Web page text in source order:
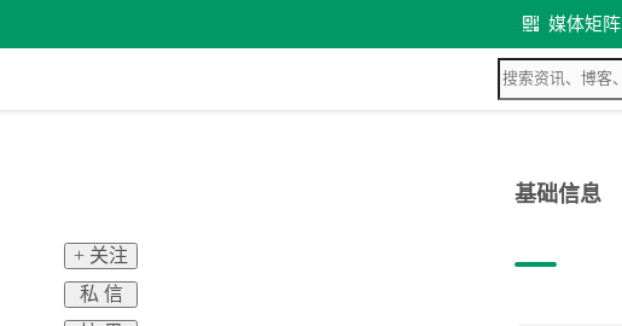
媒体矩阵
+ 关注
私 信
基础信息